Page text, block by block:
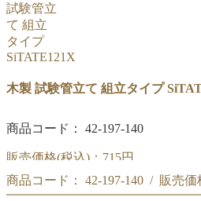
木製 試験管立て 組立タイプ
商品コード： 42-197-140
販売価格(税込)： 715円
木製 試験管立て SiTATE121X 組
商品コード： 42-197-140 / 販売価